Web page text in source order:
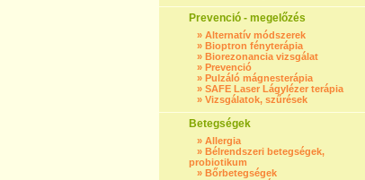
Prevenció - megelőzés
» Alternatív módszerek
» Bioptron fényterápia
» Biorezonancia vizsgálat
» Prevenció
» Pulzáló mágnesterápia
» SAFE Laser Lágylézer terápia
» Vizsgálatok, szűrések
Betegségek
» Allergia
» Bélrendszeri betegségek,
probiotikum
» Bőrbetegségek